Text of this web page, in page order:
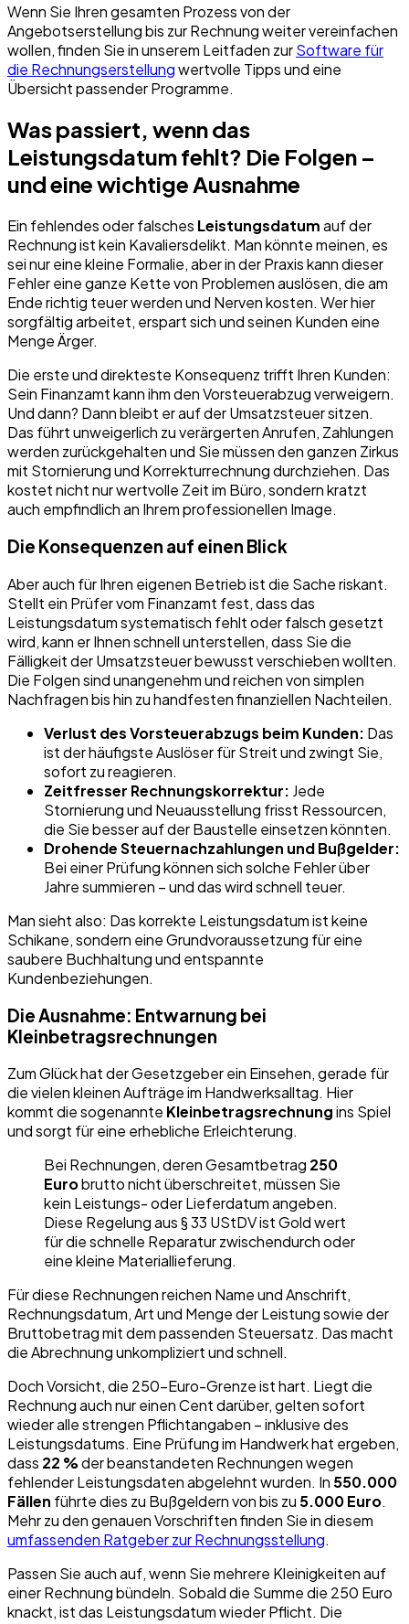
Wenn Sie Ihren gesamten Prozess von der
Angebotserstellung bis zur Rechnung weiter vereinfachen
wollen, finden Sie in unserem Leitfaden zurSoftware für
die Rechnungserstellungwertvolle Tipps und eine
Übersicht passender Programme.
Was passiert, wenn das
Leistungsdatum fehlt? Die Folgen –
und eine wichtige Ausnahme
Ein fehlendes oder falsches Leistungsdatumauf der
Rechnung ist kein Kavaliersdelikt. Man könnte meinen, es
sei nur eine kleine Formalie, aber in der Praxis kann dieser
Fehler eine ganze Kette von Problemen auslösen, die am
Ende richtig teuer werden und Nerven kosten. Wer hier
sorgfältig arbeitet, erspart sich und seinen Kunden eine
Menge Ärger.
Die erste und direkteste Konsequenz trifft Ihren Kunden:
Sein Finanzamt kann ihm den Vorsteuerabzug verweigern.
Und dann? Dann bleibt er auf der Umsatzsteuer sitzen.
Das führt unweigerlich zu verärgerten Anrufen, Zahlungen
werden zurückgehalten und Sie müssen den ganzen Zirkus
mit Stornierung und Korrekturrechnung durchziehen. Das
kostet nicht nur wertvolle Zeit im Büro, sondern kratzt
auch empfindlich an Ihrem professionellen Image.
Die Konsequenzen auf einen Blick
Aber auch für Ihren eigenen Betrieb ist die Sache riskant.
Stellt ein Prüfer vom Finanzamt fest, dass das
Leistungsdatum systematisch fehlt oder falsch gesetzt
wird, kann er Ihnen schnell unterstellen, dass Sie die
Fälligkeit der Umsatzsteuer bewusst verschieben wollten.
Die Folgen sind unangenehm und reichen von simplen
Nachfragen bis hin zu handfesten finanziellen Nachteilen.
Verlust des Vorsteuerabzugs beim Kunden: Das
ist der häufigste Auslöser für Streit und zwingt Sie,
sofort zu reagieren.
Zeitfresser Rechnungskorrektur: Jede
Stornierung und Neuausstellung frisst Ressourcen,
die Sie besser auf der Baustelle einsetzen könnten.
Drohende Steuernachzahlungen und Bußgelder:
Bei einer Prüfung können sich solche Fehler über
Jahre summieren – und das wird schnell teuer.
Man sieht also: Das korrekte Leistungsdatum ist keine
Schikane, sondern eine Grundvoraussetzung für eine
saubere Buchhaltung und entspannte
Kundenbeziehungen.
Die Ausnahme: Entwarnung bei
Kleinbetragsrechnungen
Zum Glück hat der Gesetzgeber ein Einsehen, gerade für
die vielen kleinen Aufträge im Handwerksalltag. Hier
kommt die sogenannte Kleinbetragsrechnungins Spiel
und sorgt für eine erhebliche Erleichterung.
Bei Rechnungen, deren Gesamtbetrag 250
Eurobrutto nicht überschreitet, müssen Sie
kein Leistungs- oder Lieferdatum angeben.
Diese Regelung aus § 33 UStDV ist Gold wert
für die schnelle Reparatur zwischendurch oder
eine kleine Materiallieferung.
Für diese Rechnungen reichen Name und Anschrift,
Rechnungsdatum, Art und Menge der Leistung sowie der
Bruttobetrag mit dem passenden Steuersatz. Das macht
die Abrechnung unkompliziert und schnell.
Doch Vorsicht, die 250-Euro-Grenze ist hart. Liegt die
Rechnung auch nur einen Cent darüber, gelten sofort
wieder alle strengen Pflichtangaben – inklusive des
Leistungsdatums. Eine Prüfung im Handwerk hat ergeben,
dass 22 %der beanstandeten Rechnungen wegen
fehlender Leistungsdaten abgelehnt wurden. In 550.000
Fällen führte dies zu Bußgeldern von bis zu 5.000 Euro.
Mehr zu den genauen Vorschriften finden Sie in diesem
umfassenden Ratgeber zur Rechnungsstellung.
Passen Sie auch auf, wenn Sie mehrere Kleinigkeiten auf
einer Rechnung bündeln. Sobald die Summe die 250 Euro
knackt, ist das Leistungsdatum wieder Pflicht. Die